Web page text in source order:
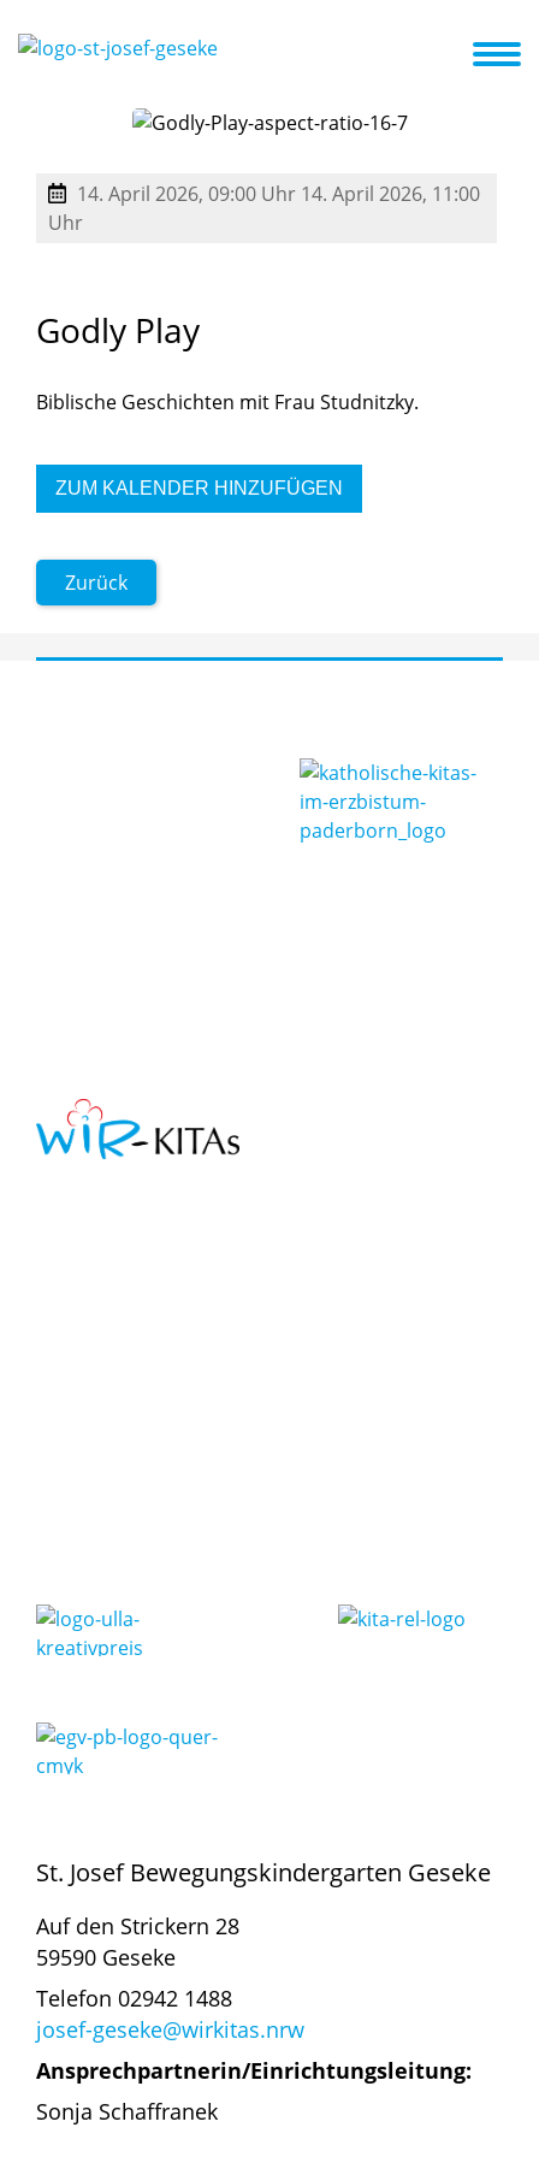
Kooperationspartner
14. April 2026, 09:00 Uhr 14. April 2026, 11:00
Uhr
Godly Play
Biblische Geschichten mit Frau Studnitzky.
ZUM KALENDER HINZUFÜGEN
Zurück
St. Josef Bewegungskindergarten Geseke
Auf den Strickern 28
59590 Geseke
Telefon 02942 1488
josef-geseke@wirkitas.nrw
Ansprechpartnerin/Einrichtungsleitung:
Sonja Schaffranek